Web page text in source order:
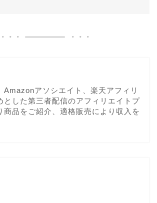
Amazonアソシエイト、楽天アフィリ
とした第三者配信のアフィリエイトプ
商品をご紹介、適格販売により収入を